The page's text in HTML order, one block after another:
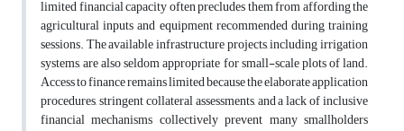
limited financial capacity often precludes them from affording the
agricultural inputs and equipment recommended during training
sessions. The available infrastructure projects, including irrigation
systems, are also seldom appropriate for small-scale plots of land.
Access to finance remains limited because the elaborate application
procedures, stringent collateral assessments, and a lack of inclusive
financial mechanisms collectively prevent many smallholders